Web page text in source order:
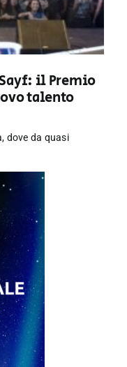
il Premio
talento
dove da quasi